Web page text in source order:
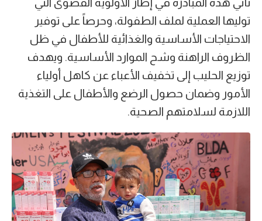
توليها العملية لملف الطفولة، وحرصاً على توفير
الاحتياجات الأساسية والغذائية للأطفال في ظل
الظروف الراهنة وشح الموارد الأساسية. ويهدف
توزيع الحليب إلى تخفيف الأعباء عن كاهل أولياء
الأمور وضمان حصول الرضع والأطفال على التغذية
اللازمة لسلامتهم الصحية.